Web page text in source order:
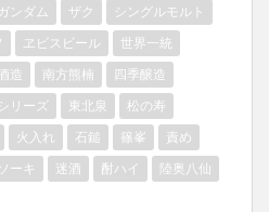
ガンダム ザク
シングルモルト
ヱビスビール
世界一統
造 南方熊楠
四季醸造
リーズ 東北泉
松の寿
火入れ 石鎚 篠峯
責め
ーキ 迷酒 酎ハイ
陸奥八仙